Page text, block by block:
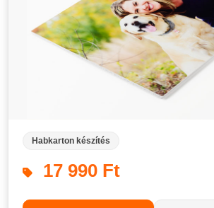
Habkarton készítés
17 990 Ft